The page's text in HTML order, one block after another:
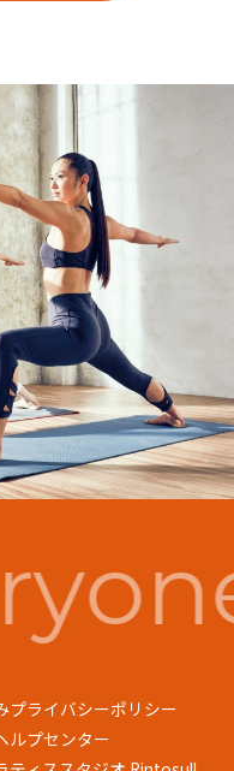
プライバシーポリシー
ルプセンター